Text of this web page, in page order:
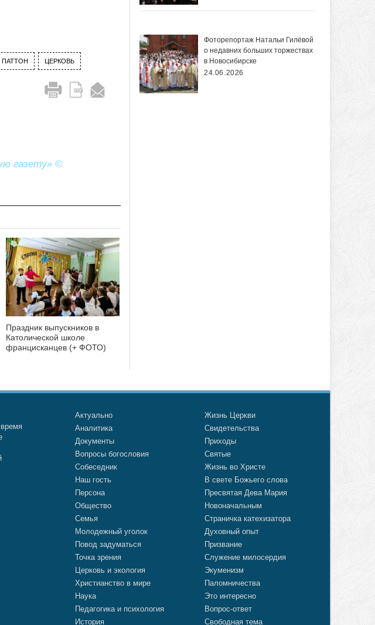
ПАТТОН ЦЕРКОВЬ
газету» ©
Праздник выпускников в
Католической школе
францисканцев (+ ФОТО)
Фоторепортаж Натальи Гилёвой
о недавних больших торжествах
в Новосибирске
24.06.2026
время
Актуально
Аналитика
Документы
Вопросы богословия
Собеседник
Наш гость
Персона
Общество
Семья
Молодежный уголок
Повод задуматься
Точка зрения
Церковь и экология
Христианство в мире
Наука
Педагогика и психология
История
Жизнь Церкви
Свидетельства
Приходы
Святые
Жизнь во Христе
В свете Божьего слова
Пресвятая Дева Мария
Новоначальным
Страничка катехизатора
Духовный опыт
Призвание
Служение милосердия
Экуменизм
Паломничества
Это интересно
Вопрос-ответ
Свободная тема